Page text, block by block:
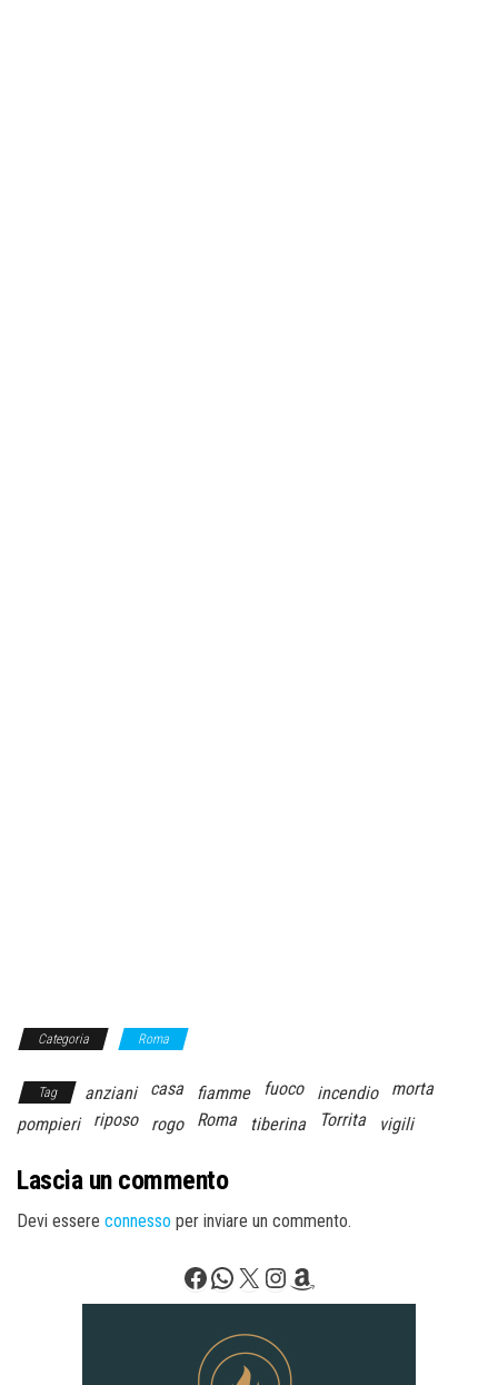
Categoria Roma
Tag anziani casa fiamme fuoco incendio
morta
pompieri
riposo rogo Roma tiberina Torrita vigili
Lascia un commento
Devi essere connesso per inviare un commento.
Facebook
WhatsApp
X Instagram
Amazon